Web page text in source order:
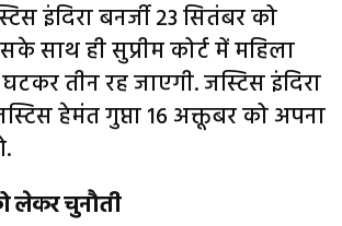
इंदिरा बनर्जी 23 सितंबर को
साथ ही सुप्रीम कोर्ट में महिला
तीन रह जाएगी. जस्टिस इंदिरा
हेमंत गुप्ता 16 अक्तूबर को अपना
लेकर चुनौती